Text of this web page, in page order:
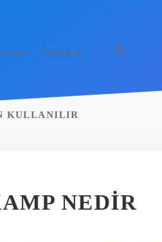
Uyarı Hakkımızda
KULLANILIR
NEDIR